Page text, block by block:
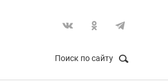
Поиск по сайту